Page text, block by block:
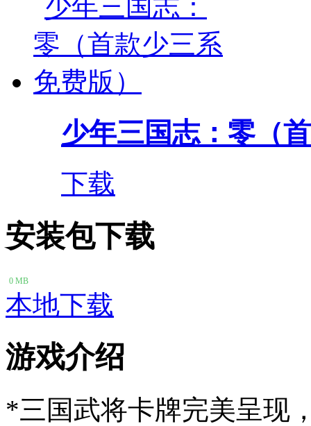
少年三国志：零（
下载
安装包下载
0 MB
本地下载
游戏介绍
*三国武将卡牌完美呈现